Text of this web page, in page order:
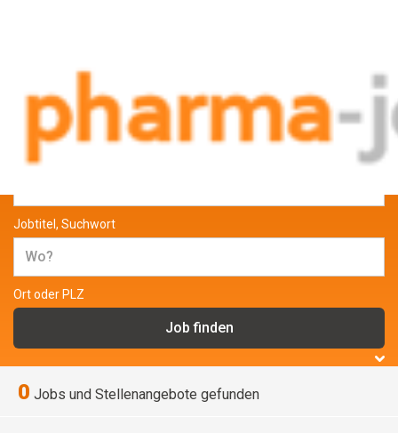
Jobs und Stellenangebote aus der
Pharmabranche
Jobtitel, Suchwort
Ort oder PLZ
0 Jobs und Stellenangebote gefunden